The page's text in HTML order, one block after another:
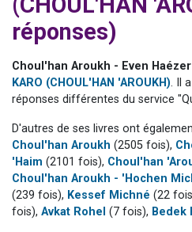
Ariel vient de
Nathaniel vient
6 personnes viennent de faire
réponses)
Choul'han Aroukh - Even Haézer
KARO (CHOUL'HAN 'AROUKH). Il
réponses différentes du service
D'autres de ses livres ont
Choul'han Aroukh (2505 fois),
'Haim (2101 fois), Choul'han
Choul'han Aroukh - 'Hochen
(239 fois), Kessef Michné (22
fois), Avkat Rohel (7 fois), Bedek